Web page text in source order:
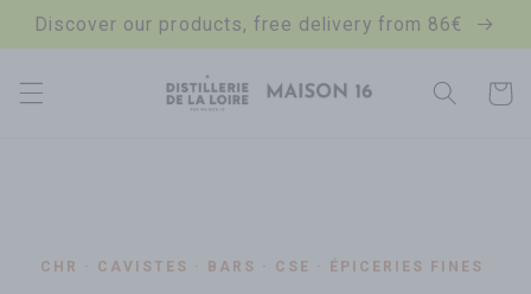
Skip to content
Discover our products, free delivery from 86€
Cart
CHR · CAVISTES · BARS · CSE · ÉPICERIES FINES